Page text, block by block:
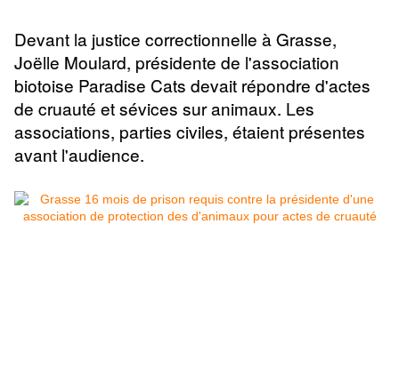
Devant la justice correctionnelle à Grasse,
Joëlle Moulard, présidente de l'association
biotoise Paradise Cats devait répondre d'actes
de cruauté et sévices sur animaux. Les
associations, parties civiles, étaient présentes
avant l'audience.